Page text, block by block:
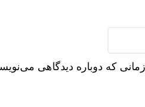
که دوباره دیدگاهی